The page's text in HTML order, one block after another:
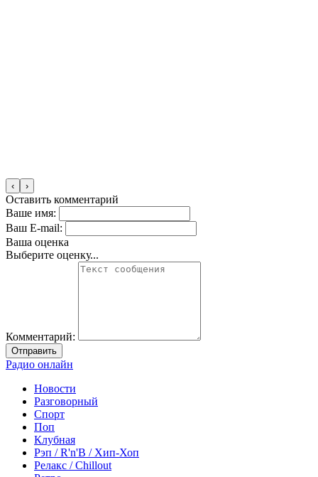
‹ ›
Оставить комментарий
Ваше имя:
Ваш E-mail:
Ваша оценка
Выберите оценку...
Комментарий:
Отправить
Радио онлайн
Новости
Разговорный
Спорт
Поп
Клубная
Рэп / R'n'B / Хип-Хоп
Релакс / Chillout